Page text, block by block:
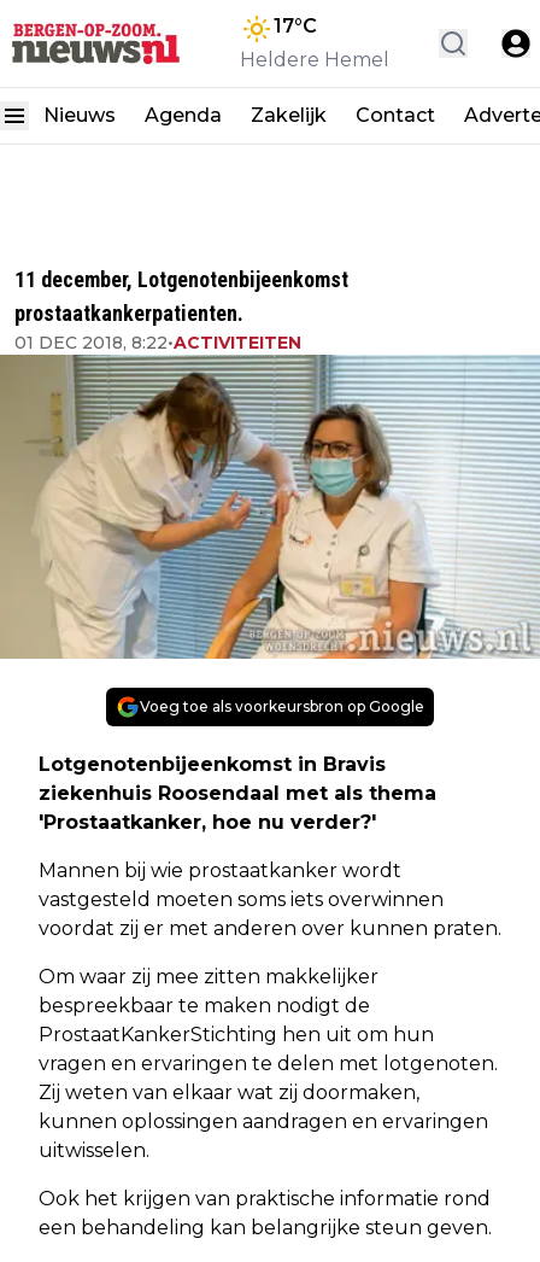
17°C
Heldere Hemel
Nieuws Agenda Zakelijk Contact
11 december, Lotgenotenbijeenkomst
prostaatkankerpatienten.
01 DEC 2018, 8:22•ACTIVITEITEN
Voeg toe als voorkeursbron op Google
Lotgenotenbijeenkomst in Bravis
ziekenhuis Roosendaal met als thema
'Prostaatkanker, hoe nu verder?'
Mannen bij wie prostaatkanker wordt
vastgesteld moeten soms iets overwinnen
voordat zij er met anderen over kunnen praten.
Om waar zij mee zitten makkelijker
bespreekbaar te maken nodigt de
ProstaatKankerStichting hen uit om hun
vragen en ervaringen te delen met lotgenoten.
Zij weten van elkaar wat zij doormaken,
kunnen oplossingen aandragen en ervaringen
uitwisselen.
Ook het krijgen van praktische informatie rond
een behandeling kan belangrijke steun geven.